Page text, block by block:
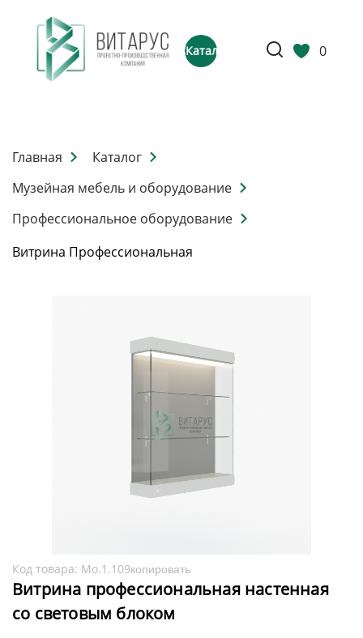
Каталог 0
Главная
Каталог
Музейная мебель и оборудование
Профессиональное оборудование
Витрина Профессиональная
Код товара: Мо.1.109копировать
Витрина профессиональная настенная
со световым блоком